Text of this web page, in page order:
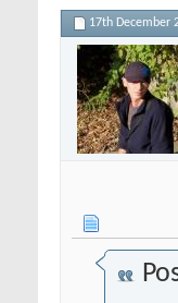
17th December